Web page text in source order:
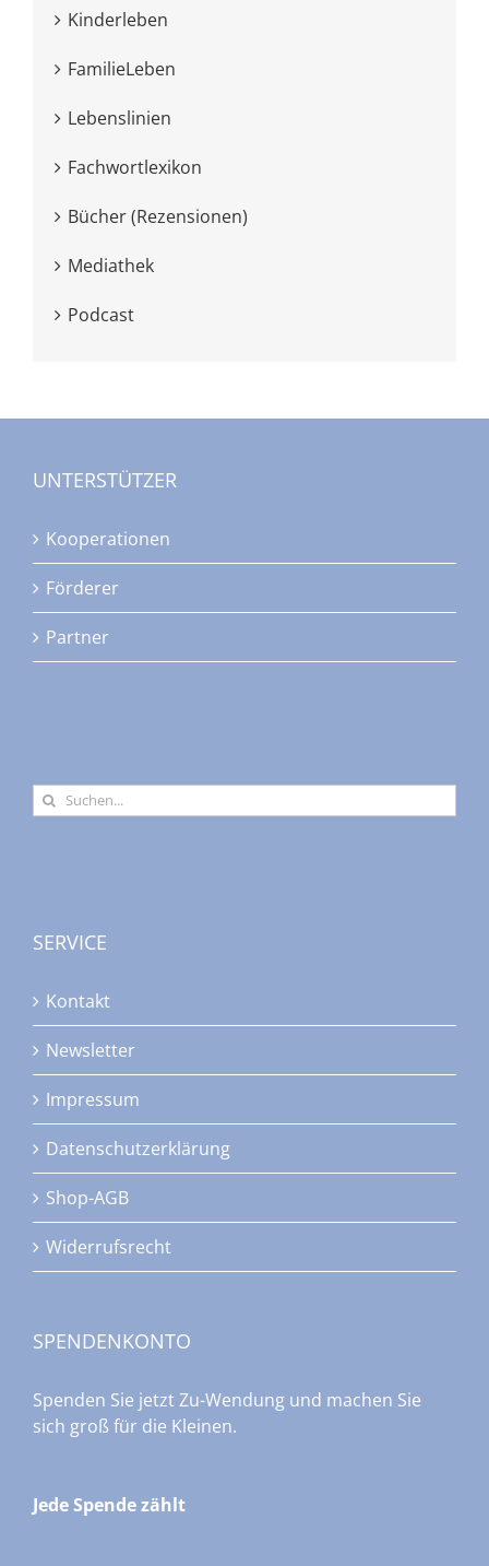
Kinderleben
FamilieLeben
Lebenslinien
Fachwortlexikon
Bücher (Rezensionen)
Mediathek
Podcast
UNTERSTÜTZER
Kooperationen
Förderer
Partner
Suche
nach:
SERVICE
Kontakt
Newsletter
Impressum
Datenschutzerklärung
Shop-AGB
Widerrufsrecht
SPENDENKONTO
Spenden Sie jetzt Zu-Wendung und machen Sie
sich groß für die Kleinen.
Jede Spende zählt